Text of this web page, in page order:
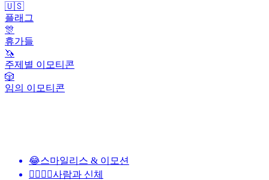
🇺🇸
플래그
🎊
휴가들
🦄
주제별 이모티콘
🎲
임의 이모티콘
😂스마일리스 & 이모션
👩‍❤️‍💋‍👨사람과 신체